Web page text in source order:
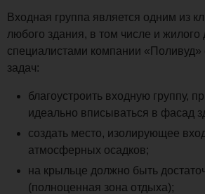
Входная группа является одним из
любого здания, в том числе и
специалистами компании «Поливуд»
задач:
благоустроить входную группу,
идеально вписываться в фасад
создать место, изолирующее
атмосферных осадков;
на крыльце должно быть
(полноценная зона отдыха);